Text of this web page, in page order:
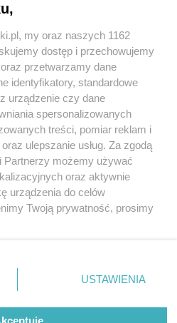
w motocyklistę
helikopter LPR
regulamin korzystania z portali
Skontakuj sięz nami
Kontakt
Wydawca
Pogoda
my oraz naszych 1162
dostęp i przechowujemy
przetwarzamy dane
identyfikatory, standardowe
urządzenie czy dane
spersonalizowanych
treści, pomiar reklam i
ulepszanie usług. Za zgodą
Partnerzy możemy używać
oraz aktywnie
urządzenia do celów
Twoją prywatność, prosimy
w lewym dolnym rogu strony
danych nie wymagają
prawo sprzeciwić się
będą miały
USTAWIENIA